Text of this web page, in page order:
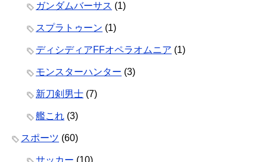
ガンダムバーサス (1)
スプラトゥーン (1)
ディシディアFFオペラオムニア (1)
モンスターハンター (3)
新刀剣男士 (7)
艦これ (3)
スポーツ (60)